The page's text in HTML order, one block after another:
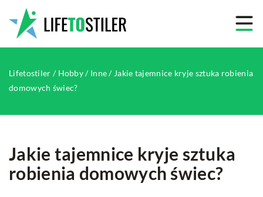
Lifetostiler / Hobby/ Inne/ Jakie tajemnice kryje sztuka robienia
domowych świec?
Jakie tajemnice kryje sztuka
robienia domowych świec?